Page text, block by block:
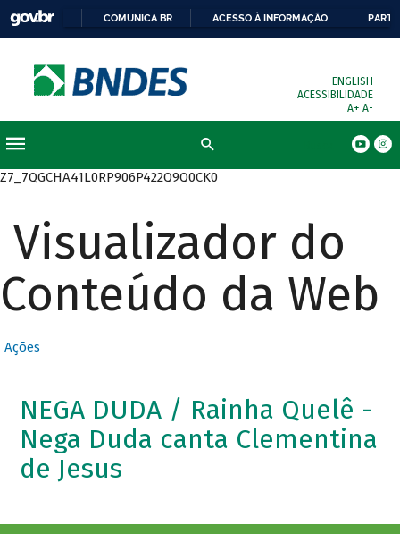
COMUNICA BR ACESSO À INFORMAÇÃO
ENGLISH
ACESSIBILIDADE
A+ A-
Z7_7QGCHA41L0RP906P422Q9Q0CK0
Visualizador do
Conteúdo da Web
Ações
NEGA DUDA / Rainha Quelê -
Nega Duda canta Clementina
de Jesus